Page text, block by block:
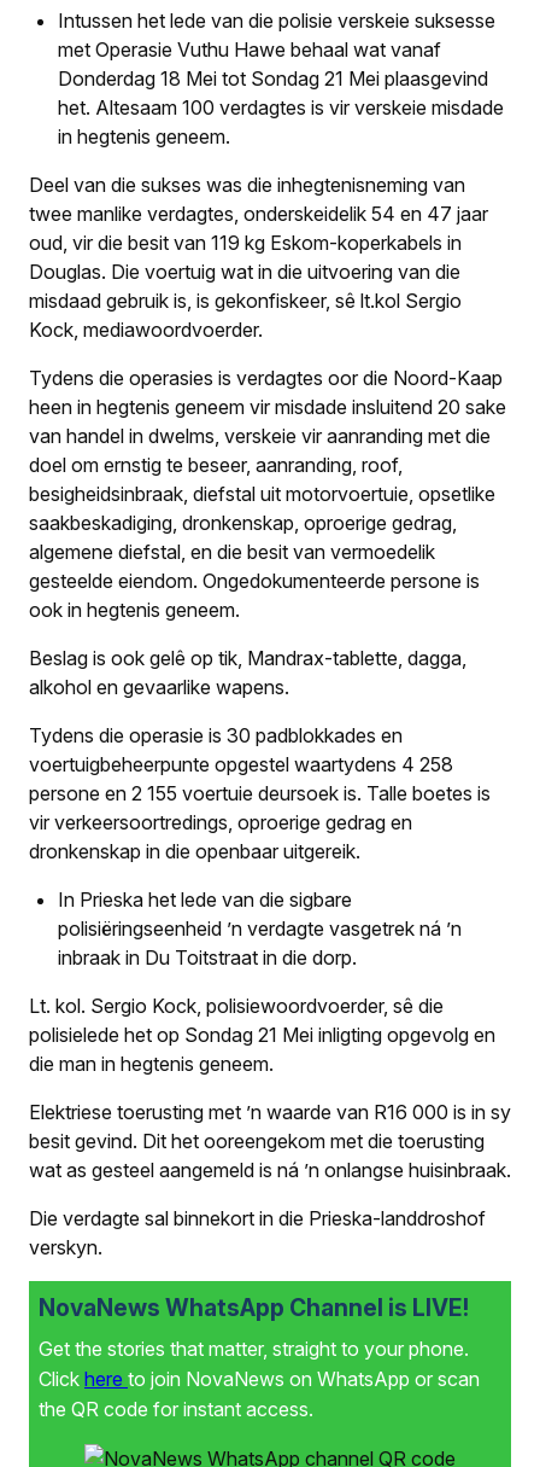
Intussen het lede van die polisie verskeie suksesse
met Operasie Vuthu Hawe behaal wat vanaf
Donderdag 18 Mei tot Sondag 21 Mei plaasgevind
het. Altesaam 100 verdagtes is vir verskeie misdade
in hegtenis geneem.
Deel van die sukses was die inhegtenisneming van
twee manlike verdagtes, onderskeidelik 54 en 47 jaar
oud, vir die besit van 119 kg Eskom-koperkabels in
Douglas. Die voertuig wat in die uitvoering van die
misdaad gebruik is, is gekonfiskeer, sê lt.kol Sergio
Kock, mediawoordvoerder.
Tydens die operasies is verdagtes oor die Noord-Kaap
heen in hegtenis geneem vir misdade insluitend 20 sake
van handel in dwelms, verskeie vir aanranding met die
doel om ernstig te beseer, aanranding, roof,
besigheidsinbraak, diefstal uit motorvoertuie, opsetlike
saakbeskadiging, dronkenskap, oproerige gedrag,
algemene diefstal, en die besit van vermoedelik
gesteelde eiendom. Ongedokumenteerde persone is
ook in hegtenis geneem.
Beslag is ook gelê op tik, Mandrax-tablette, dagga,
alkohol en gevaarlike wapens.
Tydens die operasie is 30 padblokkades en
voertuigbeheerpunte opgestel waartydens 4 258
persone en 2 155 voertuie deursoek is. Talle boetes is
vir verkeersoortredings, oproerige gedrag en
dronkenskap in die openbaar uitgereik.
In Prieska het lede van die sigbare
polisiëringseenheid ’n verdagte vasgetrek ná ’n
inbraak in Du Toitstraat in die dorp.
Lt. kol. Sergio Kock, polisiewoordvoerder, sê die
polisielede het op Sondag 21 Mei inligting opgevolg en
die man in hegtenis geneem.
Elektriese toerusting met ’n waarde van R16 000 is in sy
besit gevind. Dit het ooreengekom met die toerusting
wat as gesteel aangemeld is ná ’n onlangse huisinbraak.
Die verdagte sal binnekort in die Prieska-landdroshof
verskyn.
NovaNews WhatsApp Channel is LIVE!
Get the stories that matter, straight to your phone.
Click here to join NovaNews on WhatsApp or scan
the QR code for instant access.